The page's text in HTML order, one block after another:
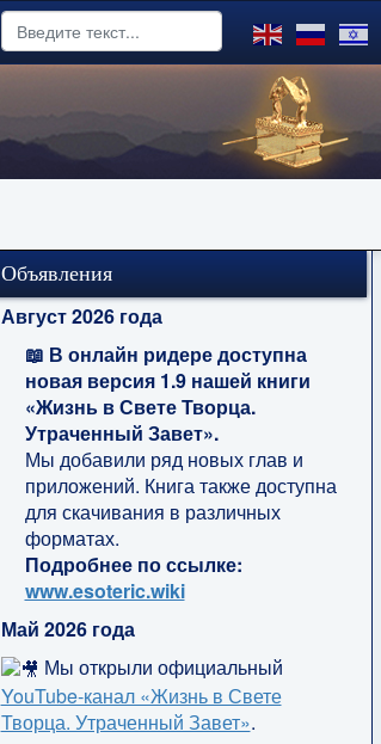
Объявления
Август 2026 года
📖 В онлайн ридере доступна
новая версия 1.9 нашей книги
«Жизнь в Свете Творца.
Утраченный Завет».
Мы добавили ряд новых глав и
приложений. Книга также доступна
для скачивания в различных
форматах.
Подробнее по ссылке:
www.esoteric.wiki
Май 2026 года
Мы открыли официальный
YouTube‑канал «Жизнь в Свете
Творца. Утраченный Завет».